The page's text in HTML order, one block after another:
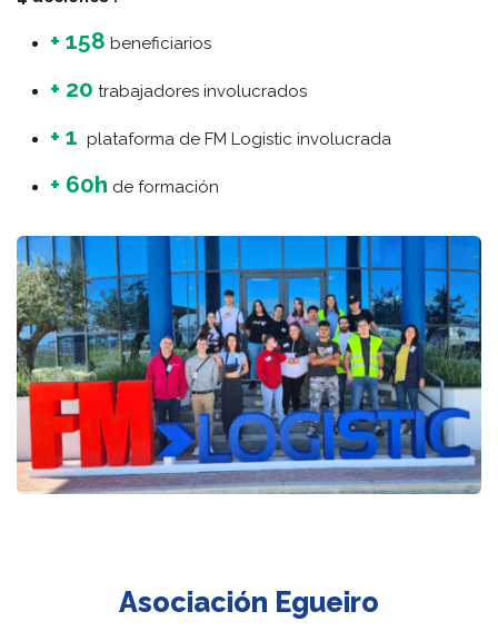
+ 158 beneficiarios
+ 20 trabajadores involucrados
+ 1 plataforma de FM Logistic involucrada
+ 60h de formación
Asociación Egueiro